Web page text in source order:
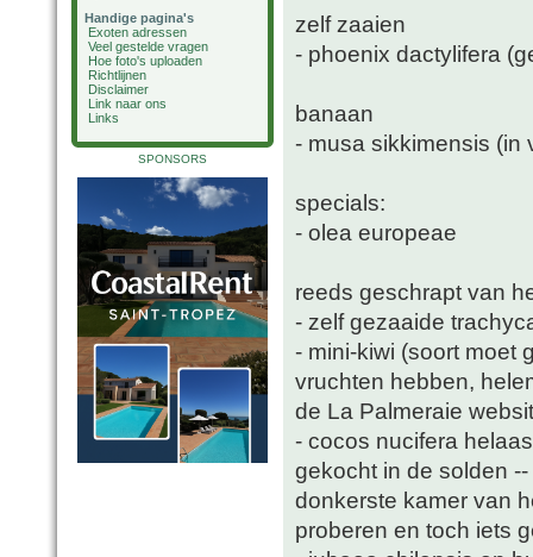
Handige pagina's
Exoten adressen
Veel gestelde vragen
Hoe foto's uploaden
Richtlijnen
Disclaimer
Link naar ons
Links
SPONSORS
zelf zaaien
- phoenix dactylifera
banaan
- musa sikkimensis (in
specials:
- olea europeae
reeds geschrapt van
- zelf gezaaide
- mini-kiwi (soort moet
vruchten hebben,
de La Palmeraie
- cocos nucifera
gekocht in de solden
donkerste kamer van
proberen en toch iets